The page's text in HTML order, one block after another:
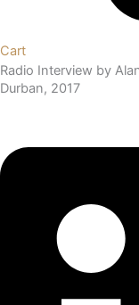
Cart
Radio Interview by
Durban, 2017